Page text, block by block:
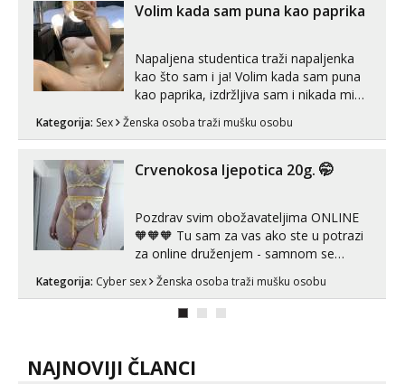
Volim kada sam puna kao paprika
Napaljena studentica traži napaljenka
kao što sam i ja! Volim kada sam puna
kao paprika, izdržljiva sam i nikada mi
puta dnevno bilo kad i bilo gdje zato se
link ispod i nadji me tamo, cekam te!
Kategorija: Sex Ženska osoba traži mušku osobu
Crvenokosa ljepotica 20g. 🤭
Pozdrav svim obožavateljima ONLINE
🧡🧡🧡 Tu sam za vas ako ste u potrazi
za online druženjem - samnom se
možete zabaviti preko videopoziva, ili
ako vam nisam dovoljna radim i u paru i
trojci s kolegicama, svaka je drugačija
Kategorija: Cyber sex Ženska osoba traži mušku osobu
NAJNOVIJI ČLANCI